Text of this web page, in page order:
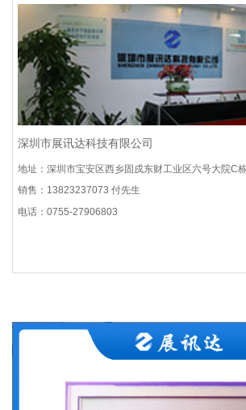
深圳市展讯达科技有限公司
地址：深圳市宝安区西乡固戍东财工业区六号大院C
销售：13823237073 付先生
电话：0755-27906803